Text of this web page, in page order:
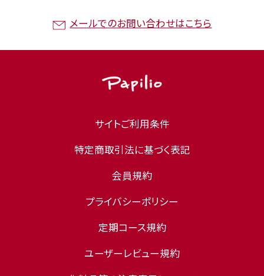
メールでのお問い合わせはこちら
サイトご利用条件
特定商取引法に基づく表記
会員規約
プライバシーポリシー
定期コース規約
ユーザーレビュー規約